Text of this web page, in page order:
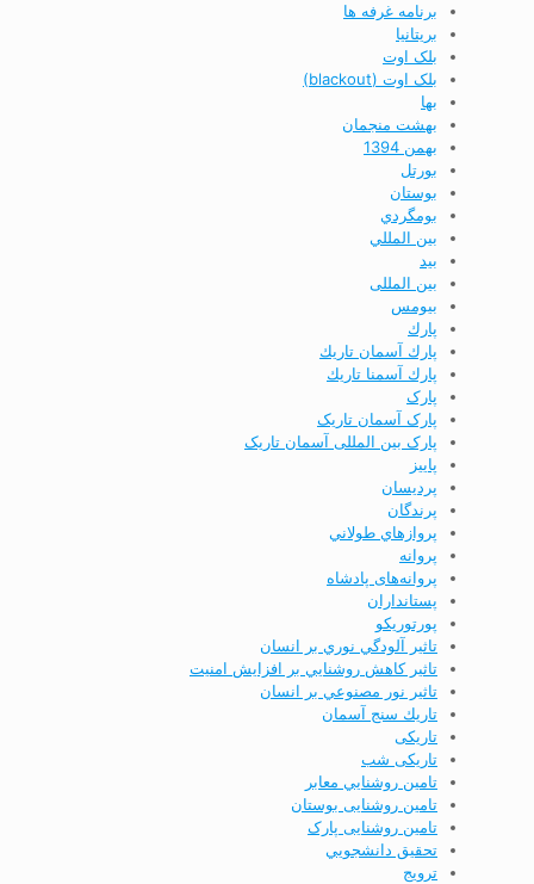
برنامه غرفه ها
بريتانيا
بلک اوت
بلک اوت (blackout)
بها
بهشت منجمان
بهمن 1394
بورتل
بوستان
بومگردي
بين المللي
بید
بین المللی
بیومس
پارك
پارك آسمان تاريك
پارك آسمنا تاريك
پارک
پارک آسمان تاریک
پارک بین المللی آسمان تاریک
پاييز
پردیسان
پرندگان
پروازهاي طولاني
پروانه
پروانه‌های پادشاه
پستانداران
پورتوریکو
تاثير آلودگي نوري بر انسان
تاثير كاهش روشنايي بر افزايش امنيت
تاثير نور مصنوعي بر انسان
تاريك سنج آسمان
تاریکی
تاریکی شب
تامين روشنايي معابر
تامین روشنایی بوستان
تامین روشنایی پارک
تحقيق دانشجويي
ترویج